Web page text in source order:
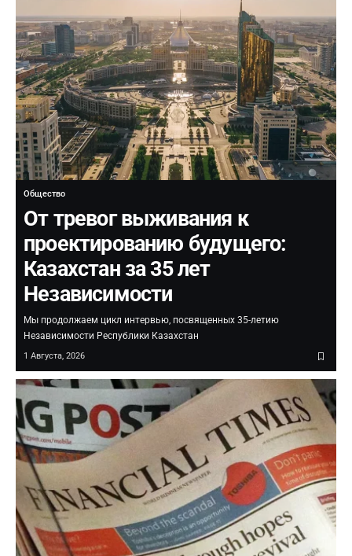
Общество
От тревог выживания к
проектированию будущего:
Казахстан за 35 лет
Независимости
Мы продолжаем цикл интервью, посвященных 35-летию
Независимости Республики Казахстан
1 Августа, 2026